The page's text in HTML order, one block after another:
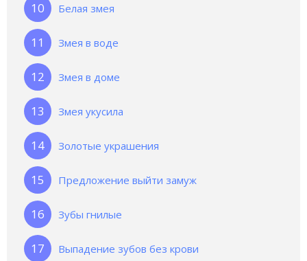
Белая змея
Змея в воде
Змея в доме
Змея укусила
Золотые украшения
Предложение выйти замуж
Зубы гнилые
Выпадение зубов без крови